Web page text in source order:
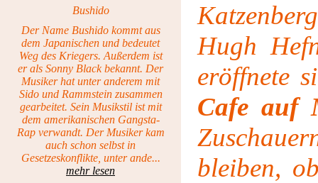
Bushido
Der Name Bushido kommt aus
dem Japanischen und bedeutet
Weg des Kriegers. Außerdem ist
er als Sonny Black bekannt. Der
Musiker hat unter anderem mit
Sido und Rammstein zusammen
gearbeitet. Sein Musikstil ist mit
dem amerikanischen Gangsta-
Rap verwandt. Der Musiker kam
auch schon selbst in
Gesetzeskonflikte, unter ande...
mehr lesen
Hugh
eröffnete
Cafe auf
bleiben,